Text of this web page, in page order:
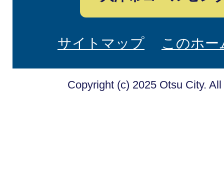
サイトマップ このホ
Copyright (c) 2025 Otsu City.